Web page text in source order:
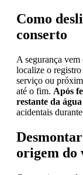
Como
conserto
A segurança
localize o
serviço ou
até o fim. Após
restante da
acidentais
origem do